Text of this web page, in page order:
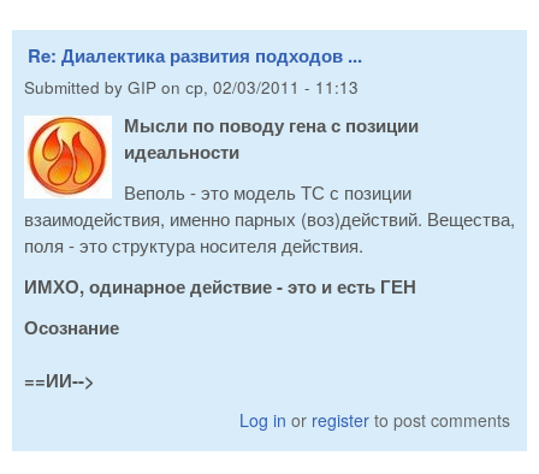
Re: Диалектика развития подходов ...
Submitted by GIP on ср, 02/03/2011 - 11:13
Мысли по поводу гена с позиции
идеальности
Веполь - это модель ТС с позиции
взаимодействия, именно парных (воз)действий. Вещества,
поля - это структура носителя действия.
ИМХО, одинарное действие - это и есть ГЕН
Осознание
==ИИ-->
Log in or register to post comments